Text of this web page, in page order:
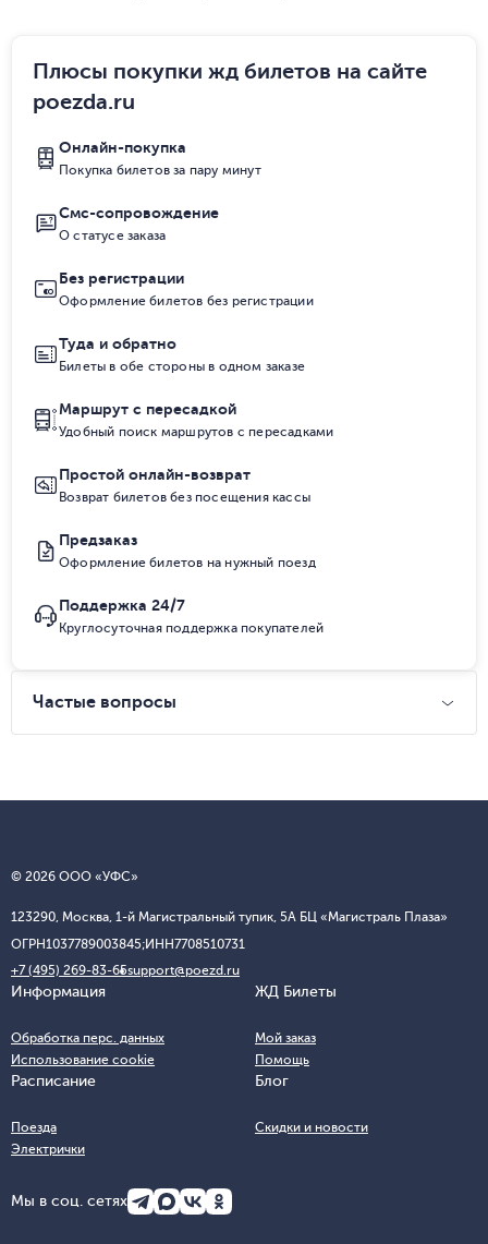
Плюсы покупки жд билетов на сайте
poezda.ru
Онлайн-покупка
Покупка билетов за пару минут
Смс-сопровождение
О статусе заказа
Без регистрации
Оформление билетов без регистрации
Туда и обратно
Билеты в обе стороны в одном заказе
Маршрут с пересадкой
Удобный поиск маршрутов с пересадками
Простой онлайн-возврат
Возврат билетов без посещения кассы
Предзаказ
Оформление билетов на нужный поезд
Поддержка 24/7
Круглосуточная поддержка покупателей
Частые вопросы
© 2026 ООО «УФС»
123290, Москва, 1-й Магистральный тупик, 5А БЦ «Магистраль Плаза»
ОГРН1037789003845;ИНН7708510731
+7 (495) 269-83-65support@poezd.ru
Информация
Обработка перс. данных
Использование cookie
ЖД Билеты
Мой заказ
Помощь
Расписание
Поезда
Электрички
Блог
Скидки и новости
Мы в соц. сетях